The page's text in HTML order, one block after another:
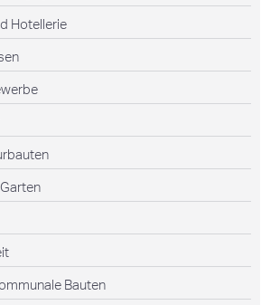
Hotellerie
Bauten